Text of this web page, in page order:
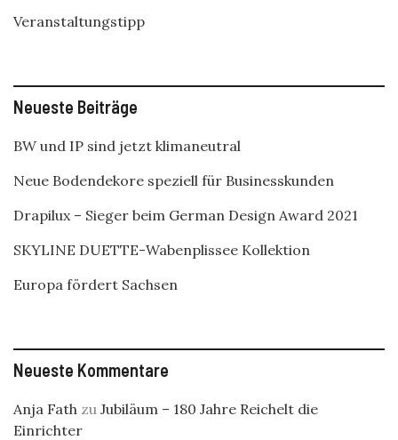
Veranstaltungstipp
Neueste Beiträge
BW und IP sind jetzt klimaneutral
Neue Bodendekore speziell für Businesskunden
Drapilux – Sieger beim German Design Award 2021
SKYLINE DUETTE-Wabenplissee Kollektion
Europa fördert Sachsen
Neueste Kommentare
Anja Fath zu Jubiläum – 180 Jahre Reichelt die
Einrichter